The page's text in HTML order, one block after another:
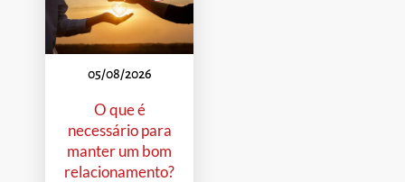
05/08/2026
O que é
necessário para
manter um bom
relacionamento?